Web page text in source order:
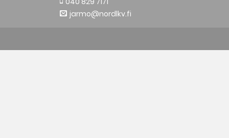
jarmo@nordlkv.fi